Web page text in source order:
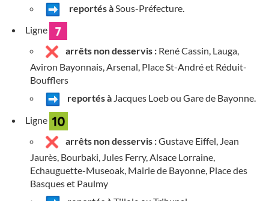
reportés àSous-Préfecture.
Ligne
arrêts non desservis : René Cassin, Lauga,
Aviron Bayonnais, Arsenal, Place St-André et Réduit-
Boufflers
reportés à Jacques Loeb ou Gare de Bayonne.
Ligne
arrêts non desservis :Gustave Eiffel, Jean
Jaurès, Bourbaki, Jules Ferry, Alsace Lorraine,
Echauguette-Museoak, Mairie de Bayonne, Place des
Basques et Paulmy